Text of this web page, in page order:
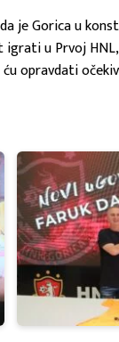
je Gorica u
u Prvoj
opravdati